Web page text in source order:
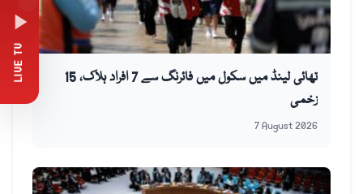
LIVE TV
تھائی لینڈ میں سکول میں فائرنگ سے 7 افراد ہلاک، 15
زخمی
7 August 2026